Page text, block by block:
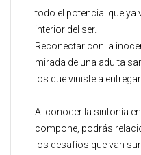
todo el potencial que ya
interior del ser.
Reconectar con la
mirada de una adulta
los que viniste a
Al conocer la sintonía
compone, podrás
los desafíos que van